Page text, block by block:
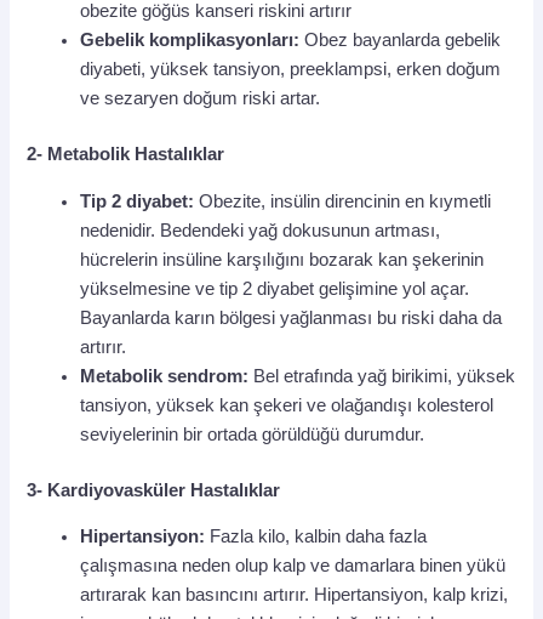
obezite göğüs kanseri riskini artırır
Gebelik komplikasyonları: Obez bayanlarda gebelik
diyabeti, yüksek tansiyon, preeklampsi, erken doğum
ve sezaryen doğum riski artar.
2- Metabolik Hastalıklar
Tip 2 diyabet: Obezite, insülin direncinin en kıymetli
nedenidir. Bedendeki yağ dokusunun artması,
hücrelerin insüline karşılığını bozarak kan şekerinin
yükselmesine ve tip 2 diyabet gelişimine yol açar.
Bayanlarda karın bölgesi yağlanması bu riski daha da
artırır.
Metabolik sendrom: Bel etrafında yağ birikimi, yüksek
tansiyon, yüksek kan şekeri ve olağandışı kolesterol
seviyelerinin bir ortada görüldüğü durumdur.
3- Kardiyovasküler Hastalıklar
Hipertansiyon: Fazla kilo, kalbin daha fazla
çalışmasına neden olup kalp ve damarlara binen yükü
artırarak kan basıncını artırır. Hipertansiyon, kalp krizi,